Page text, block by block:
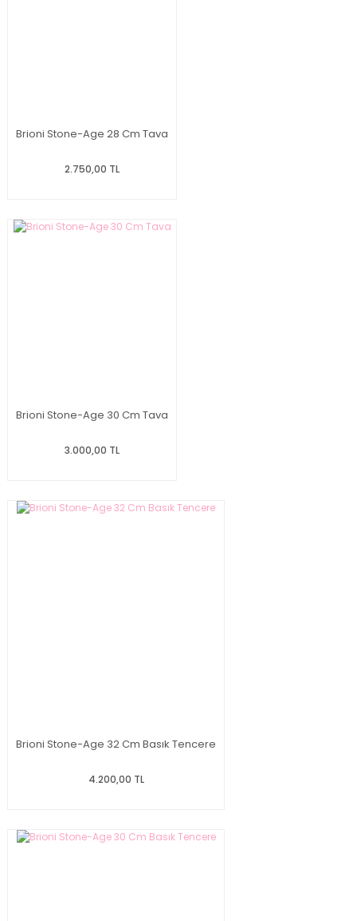
Brioni Stone-Age 28 Cm Tava
2.750,00 TL
Brioni Stone-Age 30 Cm Tava
3.000,00 TL
Brioni Stone-Age 32 Cm Basık Tencere
4.200,00 TL